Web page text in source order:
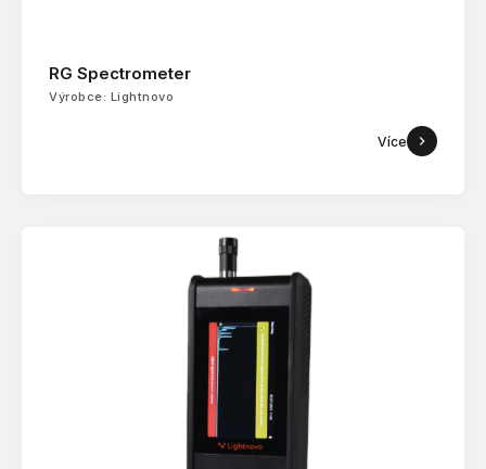
RG Spectrometer
Výrobce: Lightnovo
Více